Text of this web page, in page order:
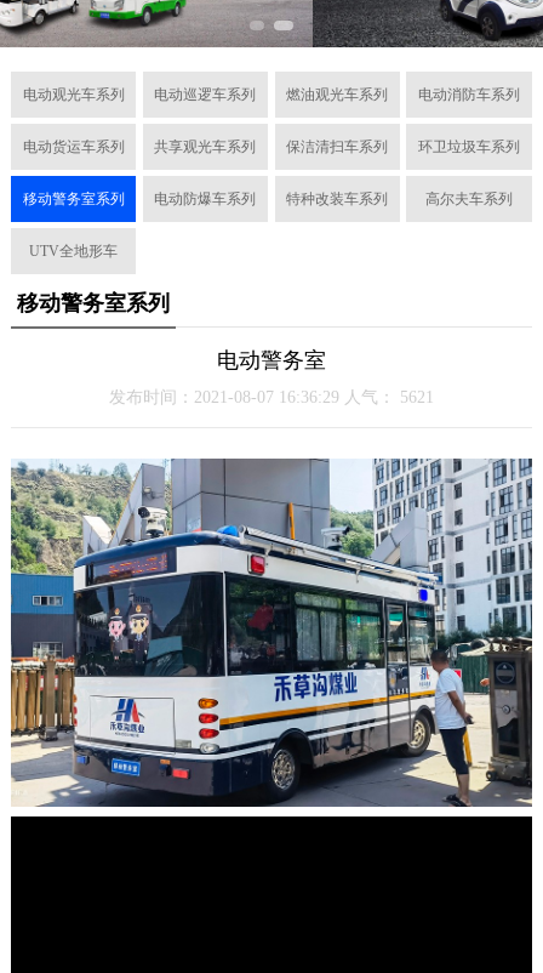
电动观光车系列 电动巡逻车系列 燃油观光车系列 电动消防车系列
电动货运车系列 共享观光车系列 保洁清扫车系列 环卫垃圾车系列
移动警务室系列 电动防爆车系列 特种改装车系列 高尔夫车系列
UTV全地形车
移动警务室系列
电动警务室
发布时间：2021-08-07 16:36:29 人气： 5621